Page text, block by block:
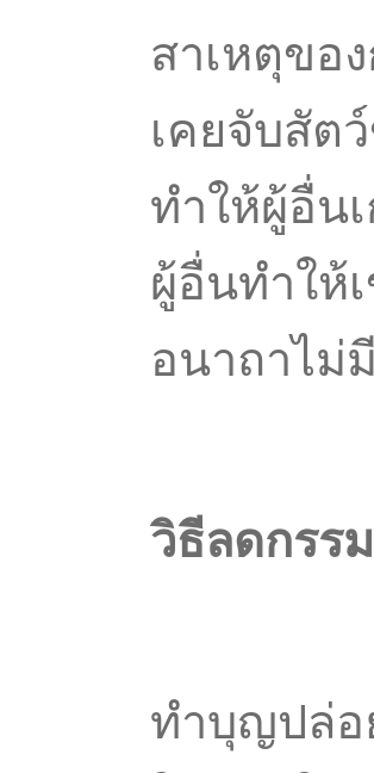
สาเหตุขอ
เคยจับสัต
ทำให้ผู้อื่น
ผู้อื่นทำให้
อนาถาไม่
วิธีลดกรร
ทำบุญปล่อ